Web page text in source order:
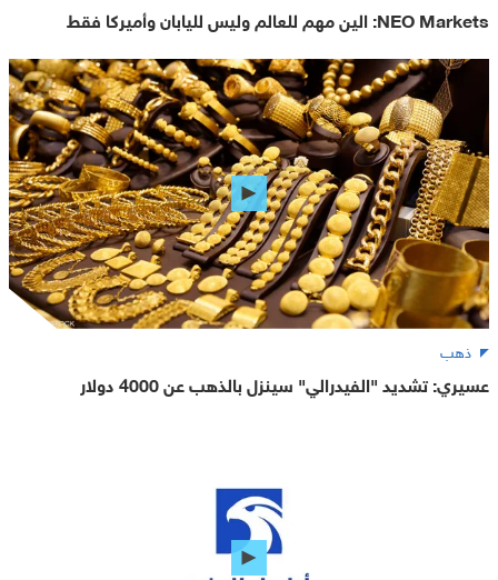
NEO Markets: الين مهم للعالم وليس لليابان وأميركا فقط
ذهب
عسيري: تشديد "الفيدرالي" سينزل بالذهب عن 4000 دولار